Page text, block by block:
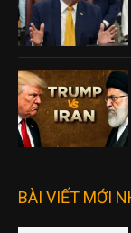
BÀI VIẾT MỚI